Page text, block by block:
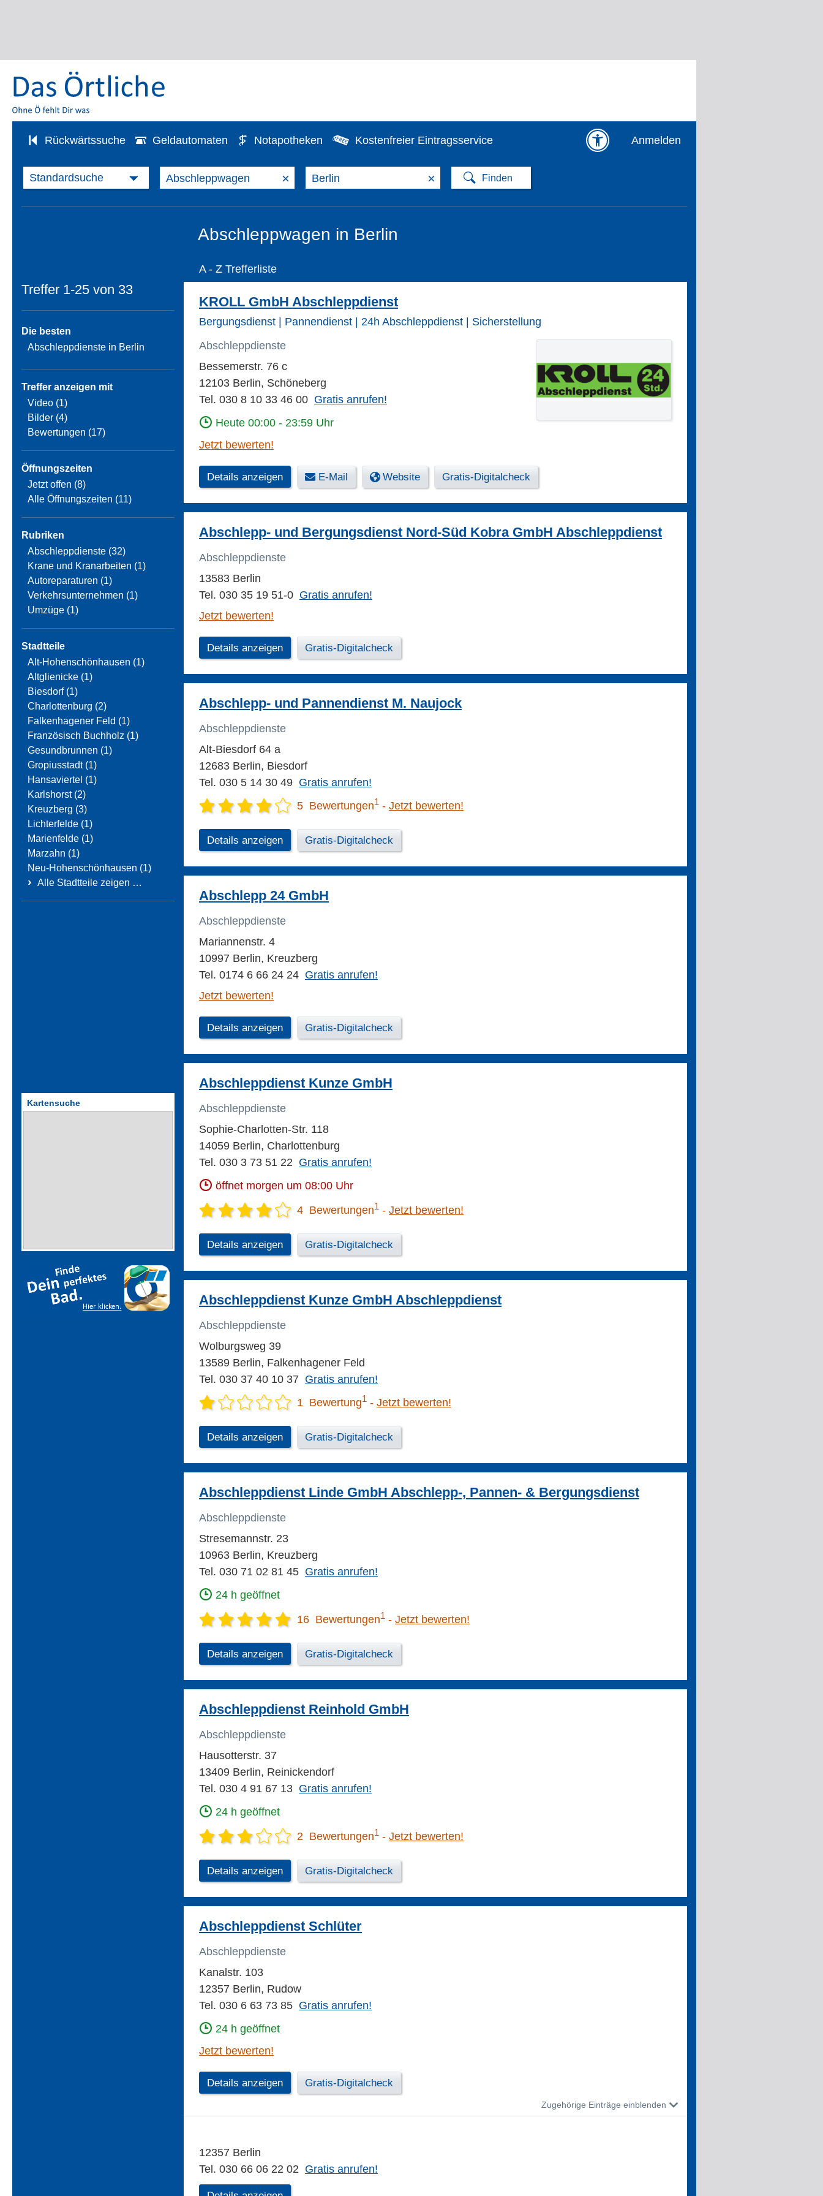
Rückwärtssuche Geldautomaten Notapotheken Kostenfreier Eintragsservice Anmelden
× ×
Abschleppwagen in Berlin
Treffer 1-25 von 33
Die besten
Abschleppdienste in Berlin
Treffer anzeigen mit
Video (1)
Bilder (4)
Bewertungen (17)
Öffnungszeiten
Jetzt offen (8)
Alle Öffnungszeiten (11)
Rubriken
Abschleppdienste (32)
Krane und Kranarbeiten (1)
Autoreparaturen (1)
Verkehrsunternehmen (1)
Umzüge (1)
Stadtteile
Alt-Hohenschönhausen (1)
Altglienicke (1)
Biesdorf (1)
Charlottenburg (2)
Falkenhagener Feld (1)
Französisch Buchholz (1)
Gesundbrunnen (1)
Gropiusstadt (1)
Hansaviertel (1)
Karlshorst (2)
Kreuzberg (3)
Lichterfelde (1)
Marienfelde (1)
Marzahn (1)
Neu-Hohenschönhausen (1)
› Alle Stadtteile zeigen …
A - Z Trefferliste
KROLL GmbH Abschleppdienst
Bergungsdienst | Pannendienst | 24h Abschleppdienst | Sicherstellung
Abschleppdienste
Bessemerstr. 76 c
12103 Berlin, Schöneberg
Tel. 030 8 10 33 46 00 Gratis anrufen!
Heute 00:00 - 23:59 Uhr
Jetzt bewerten!
Details anzeigen E-Mail Website Gratis-Digitalcheck
Abschlepp- und Bergungsdienst Nord-Süd Kobra GmbH Abschleppdienst
Abschleppdienste
13583 Berlin
Tel. 030 35 19 51-0 Gratis anrufen!
Jetzt bewerten!
Details anzeigen Gratis-Digitalcheck
Abschlepp- und Pannendienst M. Naujock
Abschleppdienste
Alt-Biesdorf 64 a
12683 Berlin, Biesdorf
Tel. 030 5 14 30 49 Gratis anrufen!
5 Bewertungen1 Jetzt bewerten!
Details anzeigen Gratis-Digitalcheck
Abschlepp 24 GmbH
Abschleppdienste
Mariannenstr. 4
10997 Berlin, Kreuzberg
Tel. 0174 6 66 24 24 Gratis anrufen!
Jetzt bewerten!
Details anzeigen Gratis-Digitalcheck
Abschleppdienst Kunze GmbH
Abschleppdienste
Sophie-Charlotten-Str. 118
14059 Berlin, Charlottenburg
Tel. 030 3 73 51 22 Gratis anrufen!
öffnet morgen um 08:00 Uhr
4 Bewertungen1 Jetzt bewerten!
Details anzeigen Gratis-Digitalcheck
Abschleppdienst Kunze GmbH Abschleppdienst
Abschleppdienste
Wolburgsweg 39
13589 Berlin, Falkenhagener Feld
Tel. 030 37 40 10 37 Gratis anrufen!
1 Bewertung1 Jetzt bewerten!
Details anzeigen Gratis-Digitalcheck
Abschleppdienst Linde GmbH Abschlepp-, Pannen- & Bergungsdienst
Abschleppdienste
Stresemannstr. 23
10963 Berlin, Kreuzberg
Tel. 030 71 02 81 45 Gratis anrufen!
24 h geöffnet
16 Bewertungen1 Jetzt bewerten!
Details anzeigen Gratis-Digitalcheck
Abschleppdienst Reinhold GmbH
Abschleppdienste
Hausotterstr. 37
13409 Berlin, Reinickendorf
Tel. 030 4 91 67 13 Gratis anrufen!
24 h geöffnet
2 Bewertungen1 Jetzt bewerten!
Details anzeigen Gratis-Digitalcheck
Abschleppdienst Schlüter
Abschleppdienste
Kanalstr. 103
12357 Berlin, Rudow
Tel. 030 6 63 73 85 Gratis anrufen!
24 h geöffnet
Jetzt bewerten!
Details anzeigen Gratis-Digitalcheck
Zugehörige Einträge einblenden
12357 Berlin
Tel. 030 66 06 22 02 Gratis anrufen!
Kartensuche